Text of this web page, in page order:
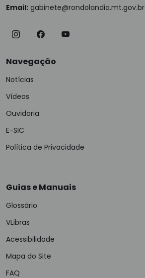
Email: gabinete@rondolandia.mt.gov.br
Navegação
Notícias
Vídeos
Ouvidoria
E-SIC
Política de Privacidade
Guias e Manuais
Glossário
VLibras
Acessibilidade
Mapa do Site
FAQ